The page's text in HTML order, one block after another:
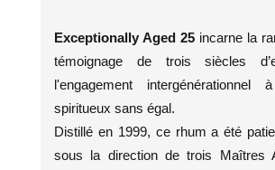
Exceptionally Aged 25 incarne la
témoignage de trois siècles
l'engagement
spiritueux sans égal.
Distillé en 1999, ce rhum a été
sous la direction de trois Maîtres